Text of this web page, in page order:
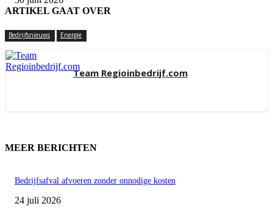
ARTIKEL GAAT OVER
Bedrijfsnieuws Energie
Team Regioinbedrijf.com
MEER BERICHTEN
Bedrijfsafval afvoeren zonder onnodige kosten
24 juli 2026